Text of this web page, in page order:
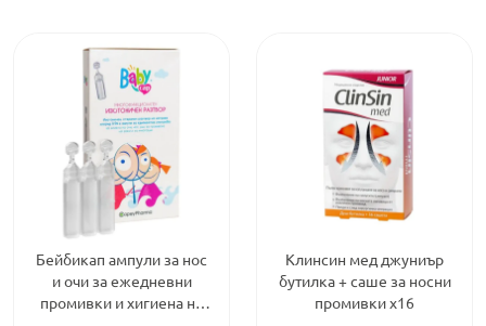
Бейбикап ампули за нос
и очи за ежедневни
промивки и хигиена на
Клинсин мед джуниър
бутилка + саше за носни
промивки х16